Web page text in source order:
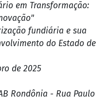
em Transformação:
fundiária e sua
do Estado de
de 2025
Rondônia - Rua Paulo